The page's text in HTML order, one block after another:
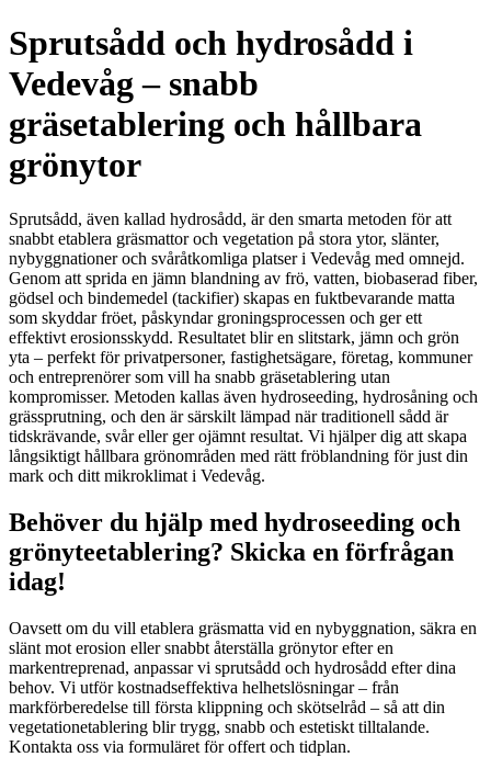
Sprutsådd och hydrosådd i
Vedevåg – snabb
gräsetablering och hållbara
grönytor
Sprutsådd, även kallad hydrosådd, är den smarta metoden för att
snabbt etablera gräsmattor och vegetation på stora ytor, slänter,
nybyggnationer och svåråtkomliga platser i Vedevåg med omnejd.
Genom att sprida en jämn blandning av frö, vatten, biobaserad fiber,
gödsel och bindemedel (tackifier) skapas en fuktbevarande matta
som skyddar fröet, påskyndar groningsprocessen och ger ett
effektivt erosionsskydd. Resultatet blir en slitstark, jämn och grön
yta – perfekt för privatpersoner, fastighetsägare, företag, kommuner
och entreprenörer som vill ha snabb gräsetablering utan
kompromisser. Metoden kallas även hydroseeding, hydrosåning och
grässprutning, och den är särskilt lämpad när traditionell sådd är
tidskrävande, svår eller ger ojämnt resultat. Vi hjälper dig att skapa
långsiktigt hållbara grönområden med rätt fröblandning för just din
mark och ditt mikroklimat i Vedevåg.
Behöver du hjälp med hydroseeding och
grönyteetablering? Skicka en förfrågan
idag!
Oavsett om du vill etablera gräsmatta vid en nybyggnation, säkra en
slänt mot erosion eller snabbt återställa grönytor efter en
markentreprenad, anpassar vi sprutsådd och hydrosådd efter dina
behov. Vi utför kostnadseffektiva helhetslösningar – från
markförberedelse till första klippning och skötselråd – så att din
vegetationetablering blir trygg, snabb och estetiskt tilltalande.
Kontakta oss via formuläret för offert och tidplan.